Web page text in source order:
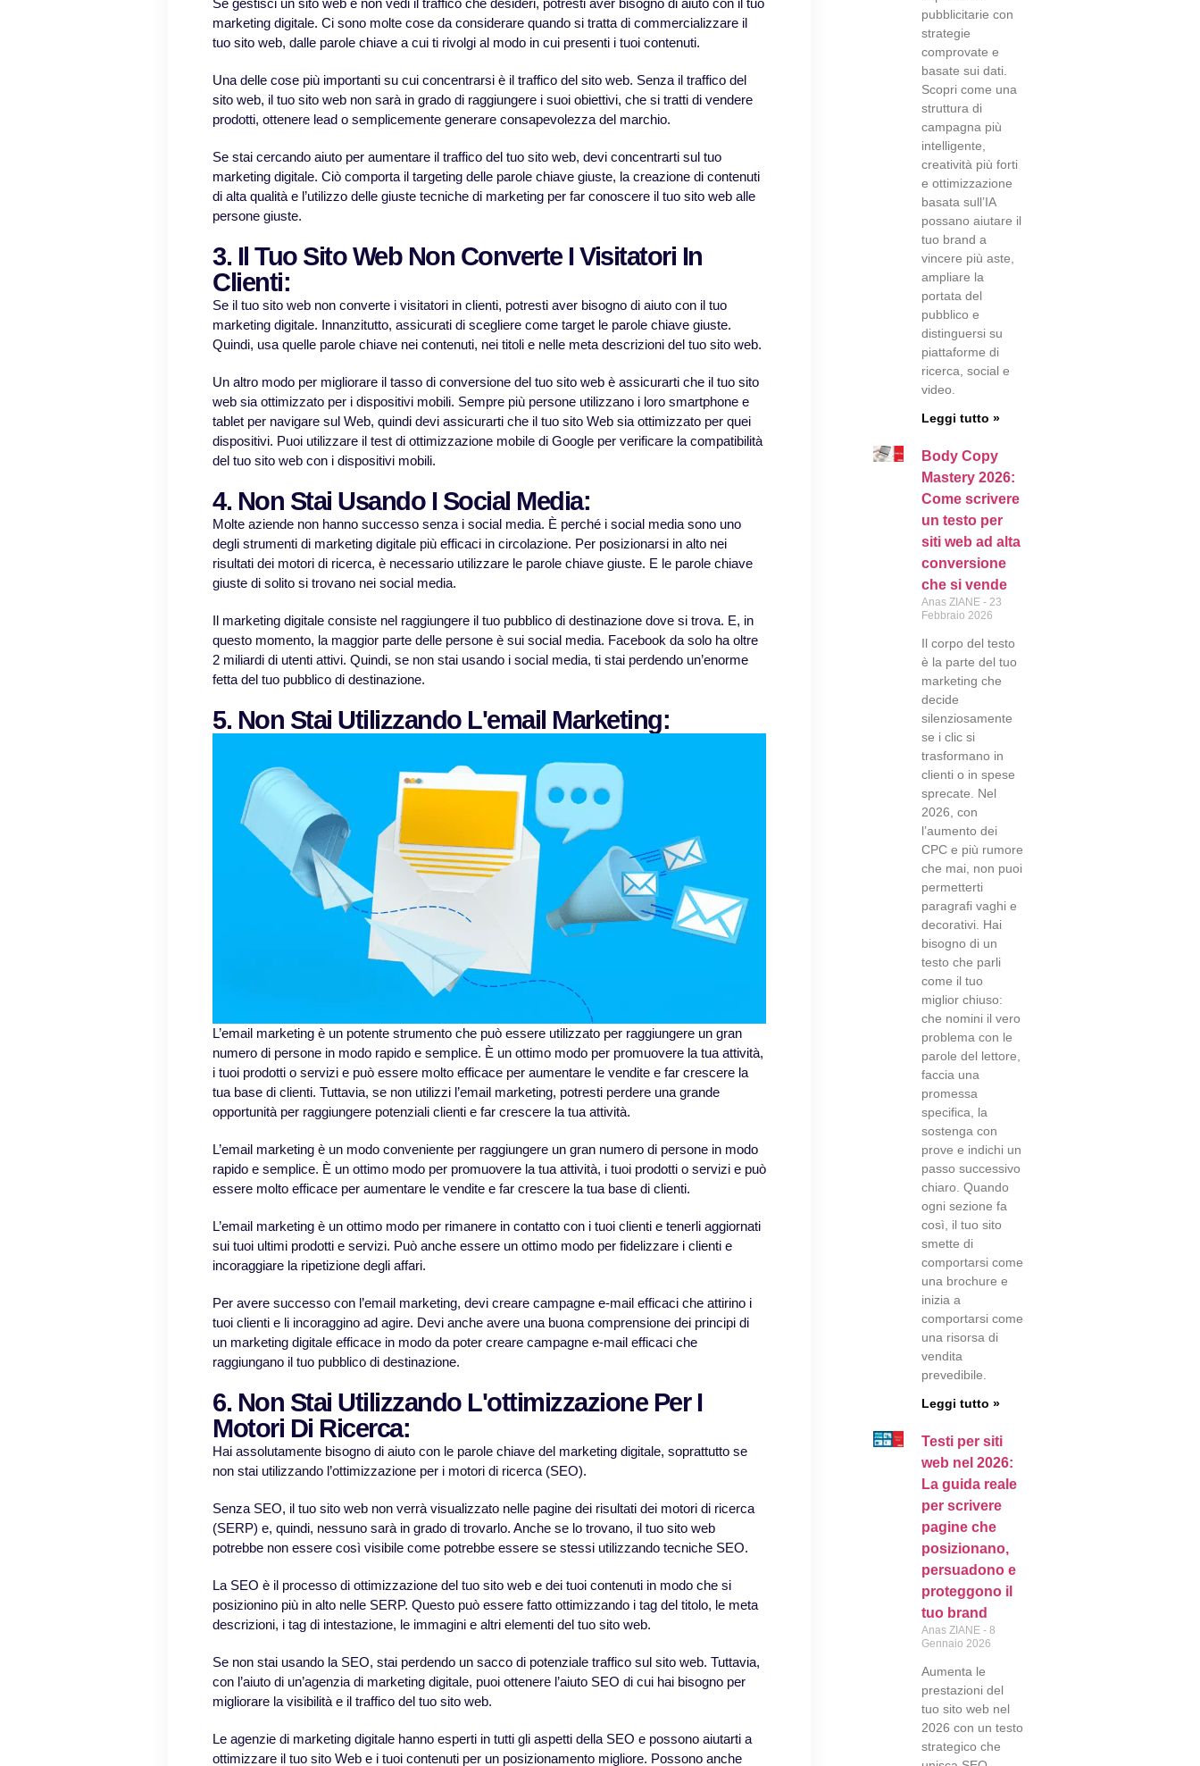
Se gestisci un sito web e non vedi il traffico che desideri, potresti aver bisogno di aiuto con il tuo
marketing digitale. Ci sono molte cose da considerare quando si tratta di commercializzare il
tuo sito web, dalle parole chiave a cui ti rivolgi al modo in cui presenti i tuoi contenuti.
Una delle cose più importanti su cui concentrarsi è il traffico del sito web. Senza il traffico del
sito web, il tuo sito web non sarà in grado di raggiungere i suoi obiettivi, che si tratti di vendere
prodotti, ottenere lead o semplicemente generare consapevolezza del marchio.
Se stai cercando aiuto per aumentare il traffico del tuo sito web, devi concentrarti sul tuo
marketing digitale. Ciò comporta il targeting delle parole chiave giuste, la creazione di contenuti
di alta qualità e l’utilizzo delle giuste tecniche di marketing per far conoscere il tuo sito web alle
persone giuste.
3. Il Tuo Sito Web Non Converte I Visitatori In
Clienti:
Se il tuo sito web non converte i visitatori in clienti, potresti aver bisogno di aiuto con il tuo
marketing digitale. Innanzitutto, assicurati di scegliere come target le parole chiave giuste.
Quindi, usa quelle parole chiave nei contenuti, nei titoli e nelle meta descrizioni del tuo sito web.
Un altro modo per migliorare il tasso di conversione del tuo sito web è assicurarti che il tuo sito
web sia ottimizzato per i dispositivi mobili. Sempre più persone utilizzano i loro smartphone e
tablet per navigare sul Web, quindi devi assicurarti che il tuo sito Web sia ottimizzato per quei
dispositivi. Puoi utilizzare il test di ottimizzazione mobile di Google per verificare la compatibilità
del tuo sito web con i dispositivi mobili.
4. Non Stai Usando I Social Media:
Molte aziende non hanno successo senza i social media. È perché i social media sono uno
degli strumenti di marketing digitale più efficaci in circolazione. Per posizionarsi in alto nei
risultati dei motori di ricerca, è necessario utilizzare le parole chiave giuste. E le parole chiave
giuste di solito si trovano nei social media.
Il marketing digitale consiste nel raggiungere il tuo pubblico di destinazione dove si trova. E, in
questo momento, la maggior parte delle persone è sui social media. Facebook da solo ha oltre
2 miliardi di utenti attivi. Quindi, se non stai usando i social media, ti stai perdendo un’enorme
fetta del tuo pubblico di destinazione.
5. Non Stai Utilizzando L'email Marketing:
L’email marketing è un potente strumento che può essere utilizzato per raggiungere un gran
numero di persone in modo rapido e semplice. È un ottimo modo per promuovere la tua attività,
i tuoi prodotti o servizi e può essere molto efficace per aumentare le vendite e far crescere la
tua base di clienti. Tuttavia, se non utilizzi l’email marketing, potresti perdere una grande
opportunità per raggiungere potenziali clienti e far crescere la tua attività.
L’email marketing è un modo conveniente per raggiungere un gran numero di persone in modo
rapido e semplice. È un ottimo modo per promuovere la tua attività, i tuoi prodotti o servizi e può
essere molto efficace per aumentare le vendite e far crescere la tua base di clienti.
L’email marketing è un ottimo modo per rimanere in contatto con i tuoi clienti e tenerli aggiornati
sui tuoi ultimi prodotti e servizi. Può anche essere un ottimo modo per fidelizzare i clienti e
incoraggiare la ripetizione degli affari.
Per avere successo con l’email marketing, devi creare campagne e-mail efficaci che attirino i
tuoi clienti e li incoraggino ad agire. Devi anche avere una buona comprensione dei principi di
un marketing digitale efficace in modo da poter creare campagne e-mail efficaci che
raggiungano il tuo pubblico di destinazione.
6. Non Stai Utilizzando L'ottimizzazione Per I
Motori Di Ricerca:
Hai assolutamente bisogno di aiuto con le parole chiave del marketing digitale, soprattutto se
non stai utilizzando l’ottimizzazione per i motori di ricerca (SEO).
Senza SEO, il tuo sito web non verrà visualizzato nelle pagine dei risultati dei motori di ricerca
(SERP) e, quindi, nessuno sarà in grado di trovarlo. Anche se lo trovano, il tuo sito web
potrebbe non essere così visibile come potrebbe essere se stessi utilizzando tecniche SEO.
La SEO è il processo di ottimizzazione del tuo sito web e dei tuoi contenuti in modo che si
posizionino più in alto nelle SERP. Questo può essere fatto ottimizzando i tag del titolo, le meta
descrizioni, i tag di intestazione, le immagini e altri elementi del tuo sito web.
Se non stai usando la SEO, stai perdendo un sacco di potenziale traffico sul sito web. Tuttavia,
con l’aiuto di un’agenzia di marketing digitale, puoi ottenere l’aiuto SEO di cui hai bisogno per
migliorare la visibilità e il traffico del tuo sito web.
Le agenzie di marketing digitale hanno esperti in tutti gli aspetti della SEO e possono aiutarti a
ottimizzare il tuo sito Web e i tuoi contenuti per un posizionamento migliore. Possono anche
pubblicitarie con
strategie
comprovate e
basate sui dati.
Scopri come una
struttura di
campagna più
intelligente,
creatività più forti
e ottimizzazione
basata sull’IA
possano aiutare il
tuo brand a
vincere più aste,
ampliare la
portata del
pubblico e
distinguersi su
piattaforme di
ricerca, social e
video.
Leggi tutto »
Body Copy
Mastery 2026:
Come scrivere
un testo per
siti web ad alta
conversione
che si vende
Anas ZIANE 23
Febbraio 2026
Il corpo del testo
è la parte del tuo
marketing che
decide
silenziosamente
se i clic si
trasformano in
clienti o in spese
sprecate. Nel
2026, con
l’aumento dei
CPC e più rumore
che mai, non puoi
permetterti
paragrafi vaghi e
decorativi. Hai
bisogno di un
testo che parli
come il tuo
miglior chiuso:
che nomini il vero
problema con le
parole del lettore,
faccia una
promessa
specifica, la
sostenga con
prove e indichi un
passo successivo
chiaro. Quando
ogni sezione fa
così, il tuo sito
smette di
comportarsi come
una brochure e
inizia a
comportarsi come
una risorsa di
vendita
prevedibile.
Leggi tutto »
Testi per siti
web nel 2026:
La guida reale
per scrivere
pagine che
posizionano,
persuadono e
proteggono il
tuo brand
Anas ZIANE 8
Gennaio 2026
Aumenta le
prestazioni del
tuo sito web nel
2026 con un testo
strategico che